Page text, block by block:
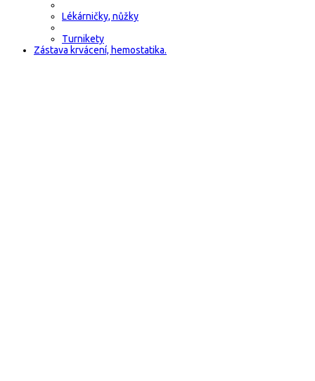
Lékárničky, nůžky
Turnikety
Zástava krvácení, hemostatika.